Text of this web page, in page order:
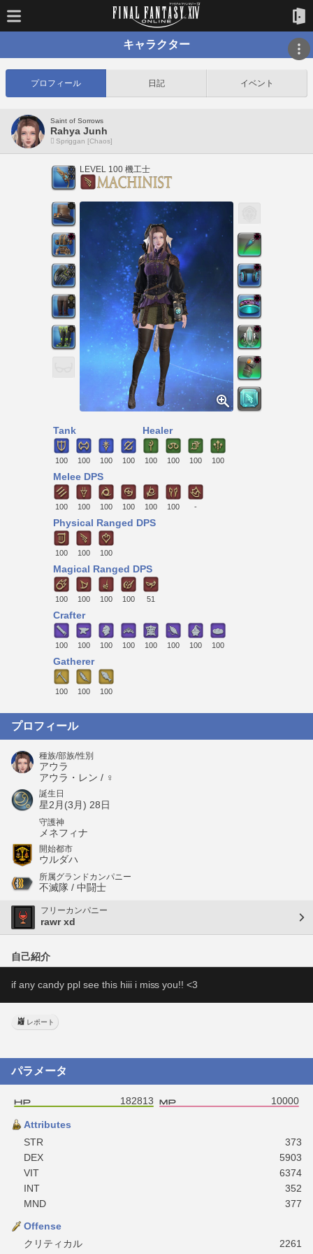
キャラクター
プロフィール 日記 イベント
Saint of Sorrows
Rahya Junh
Spriggan [Chaos]
LEVEL 100 機工士
Tank
100 100 100 100
Healer
100 100 100 100
Melee DPS
100 100 100 100 100 100 -
Physical Ranged DPS
100 100 100
Magical Ranged DPS
100 100 100 100 51
Crafter
100 100 100 100 100 100 100 100
Gatherer
100 100 100
プロフィール
種族/部族/性別
アウラ
アウラ・レン / ♀
誕生日
星2月(3月) 28日
守護神
メネフィナ
開始都市
ウルダハ
所属グランドカンパニー
不滅隊 / 中闘士
フリーカンパニー
rawr xd
自己紹介
if any candy ppl see this hiii i miss you!! <3
レポート
パラメータ
182813 10000
Attributes
STR
373
DEX
5903
VIT
6374
INT
352
MND
377
Offense
クリティカル
2261